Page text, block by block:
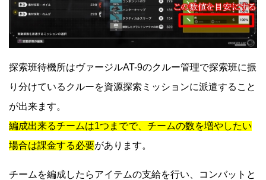
探索班待機所はヴァージルAT-9のクルー管理で探索班に振
り分けているクルーを資源探索ミッションに派遣すること
が出来ます。
編成出来るチームは1つまでで、チームの数を増やしたい
場合は課金する必要があります。
チームを編成したらアイテムの支給を行い、コンバットと